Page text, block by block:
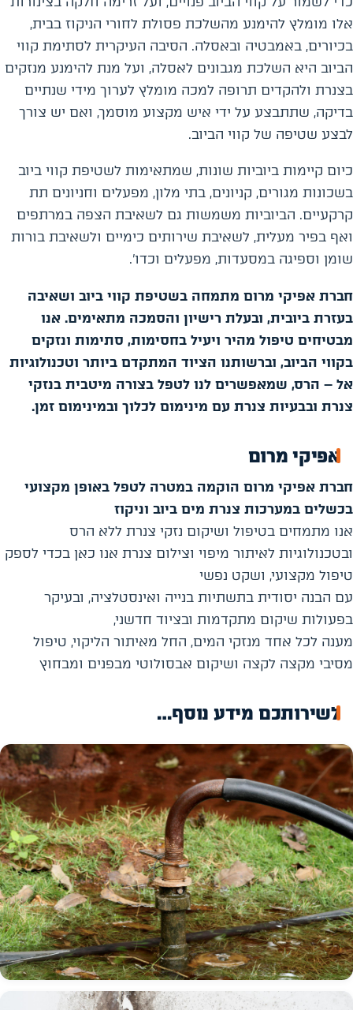
אלו מומלץ להימנע מהשלכת פסולת לחורי הניקוז בבית,
בכיורים, באמבטיה ובאסלה. הסיבה העיקרית לסתימת קווי
הביוב היא השלכת מגבונים לאסלה, ועל מנת להימנע מנזקים
בצנרת ולהקדים תרופה למכה מומלץ לערוך מידי שנתיים
בדיקה, שתתבצע על ידי איש מקצוע מוסמך, ואם יש צורך
לבצע שטיפה של קווי הביוב.
כיום קיימות ביוביות שונות, שמתאימות לשטיפת קווי ביוב
בשכונות מגורים, קניונים, בתי מלון, מפעלים וחניונים תת
קרקעיים. הביוביות משמשות גם לשאיבת הצפה במרתפים
ואף בפיר מעלית, לשאיבת שירותים כימיים ולשאיבת בורות
שומן וספיגה במסעדות, מפעלים וכדו'.
חברת אפיקי מרום מתמחה בשטיפת קווי ביוב ושאיבה
בעזרת ביובית, ובעלת רישיון והסמכה מתאימים. אנו
מבטיחים טיפול מהיר ויעיל בחסימות, סתימות ונזקים
בקווי הביוב, וברשותנו הציוד המתקדם ביותר וטכנולוגיות
אל – הרס, שמאפשרים לנו לטפל בצורה מיטבית בנזקי
צנרת ובבעיות צנרת עם מינימום לכלוך ובמינימום זמן.
אפיקי מרום
חברת אפיקי מרום הוקמה במטרה לטפל באופן מקצועי
בכשלים במערכות צנרת מים ביוב וניקוז
אנו מתמחים בטיפול ושיקום נזקי צנרת ללא הרס
ובטכנולוגיות לאיתור מיפוי וצילום צנרת אנו כאן בכדי לספק
טיפול מקצועי, ושקט נפשי
עם הבנה יסודית בתשתיות בנייה ואינסטלציה, ובעיקר
בפעולות שיקום מתקדמות ובציוד חדשני,
מענה לכל אחד מנזקי המים, החל מאיתור הליקוי, טיפול
מסיבי מקצה לקצה ושיקום אבסולוטי מבפנים ומבחוץ
לשירותכם מידע נוסף…